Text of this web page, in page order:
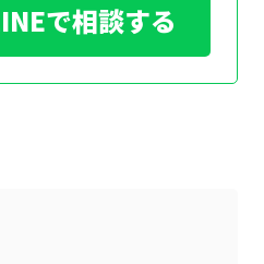
で相談する